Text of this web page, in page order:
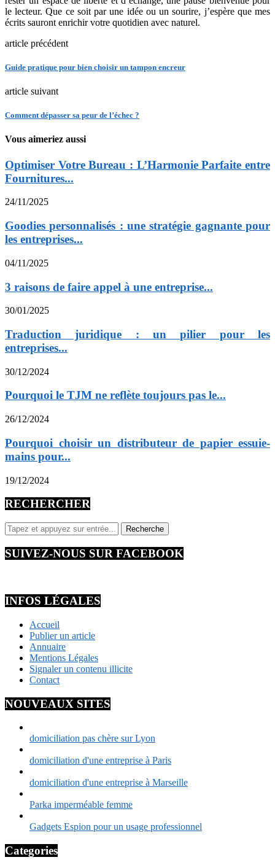
le lecteur. Que ce soit par une idée ou un sourire, j’espère que mes
écrits sauront enrichir votre quotidien avec naturel.
article précédent
Guide pratique pour bien choisir un tampon encreur
article suivant
Comment dépasser sa peur de l’échec ?
Vous aimeriez aussi
Optimiser Votre Bureau : L’Harmonie Parfaite entre
Fournitures...
24/11/2025
Goodies personnalisés : une stratégie gagnante pour
les entreprises...
04/11/2025
3 raisons de faire appel à une entreprise...
30/01/2025
Traduction juridique : un pilier pour les
entreprises...
30/12/2024
Pourquoi le TJM ne reflète toujours pas le...
26/12/2024
Pourquoi choisir un distributeur de papier essuie-
mains pour...
19/12/2024
RECHERCHER
SUIVEZ-NOUS SUR FACEBOOK
INFOS LÉGALES
Accueil
Publier un article
Annuaire
Mentions Légales
Signaler un contenu illicite
Contact
NOUVEAUX SITES
domiciliation pas chère sur Lyon
domiciliation d'une entreprise à Paris
domiciliation d'une entreprise à Marseille
Parka imperméable femme
Gadgets Espion pour un usage professionnel
Categories